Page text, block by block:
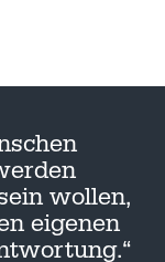
wollen,
eigenen